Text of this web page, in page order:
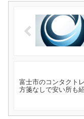
富士市のコンタクト
方箋なしで安い所も